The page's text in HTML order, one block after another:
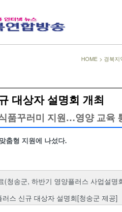
HOME > 경북지
대상자 설명회 개최
품꾸러미 지원…영양 교육
춤형 지원에 나섰다.
러스 신규 대상자 설명회[청송군 제공]